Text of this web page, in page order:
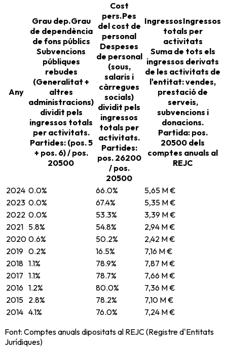
Any
Grau dep.Grau
de dependència
de fons públics
Subvencions
públiques
rebudes
(Generalitat +
altres
administracions)
dividit pels
ingressos totals
per activitats.
Partides: (pos. 5
+ pos. 6) / pos.
20500
Cost
pers.Pes
del cost de
personal
Despeses
de personal
(sous,
salaris i
càrregues
socials)
dividit pels
ingressos
totals per
activitats.
Partides:
pos. 26200
/ pos.
20500
IngressosIngressos
totals per
activitats
Suma de tots els
ingressos derivats
de les activitats de
l'entitat: vendes,
prestació de
serveis,
subvencions i
donacions.
Partida: pos.
20500 dels
comptes anuals al
REJC
2024 0.0% 66.0%
5,65 M €
2023 0.0% 67.4%
5,35 M €
2022 0.0% 53.3%
3,39 M €
2021 5.8% 54.8%
2,94 M €
2020 0.6% 50.2%
2,42 M €
2019 0.2% 16.5%
7,16 M €
2018 1.1% 78.9%
7,87 M €
2017 1.1% 78.7%
7,66 M €
2016 1.2% 80.0%
7,36 M €
2015 2.8% 78.2%
7,10 M €
2014 4.1% 76.0%
7,24 M €
Font: Comptes anuals dipositats al REJC (Registre d'Entitats
Jurídiques)